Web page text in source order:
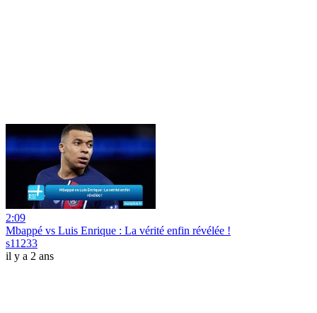
2:09
Mbappé vs Luis Enrique : La vérité enfin révélée !
s11233
il y a 2 ans